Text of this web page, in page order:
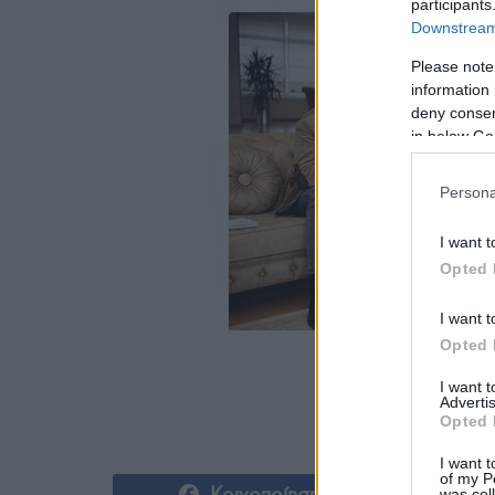
Please
information
deny
in below
I want
Opted
I want
Opted
I want
Opted
I want
of my